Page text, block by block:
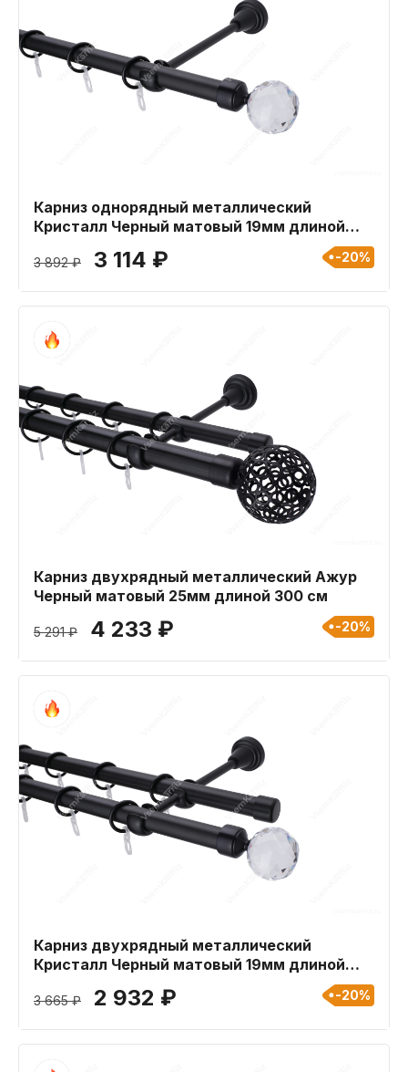
Карниз однорядный металлический
Кристалл Черный матовый 19мм длиной
3 892 ₽ 3 114 ₽ -20%
Карниз двухрядный металлический Ажур
Черный матовый 25мм длиной 300 см
5 291 ₽ 4 233 ₽ -20%
Карниз двухрядный металлический
Кристалл Черный матовый 19мм длиной
3 665 ₽ 2 932 ₽ -20%